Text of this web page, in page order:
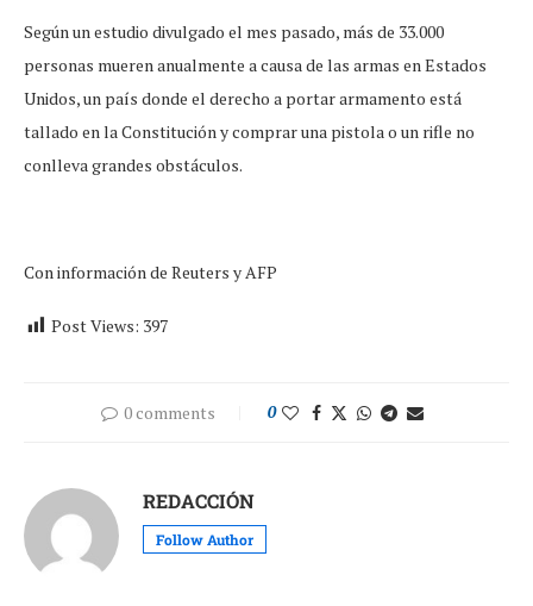
Según un estudio divulgado el mes pasado, más de 33.000
personas mueren anualmente a causa de las armas en Estados
Unidos, un país donde el derecho a portar armamento está
tallado en la Constitución y comprar una pistola o un rifle no
conlleva grandes obstáculos.
Con información de Reuters y AFP
Post Views: 397
0 comments 0
REDACCIÓN
Follow Author